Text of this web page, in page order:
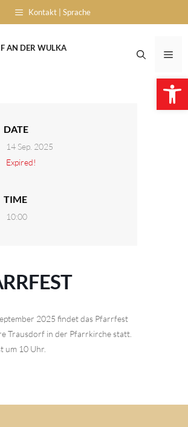
Kontakt | Sprache
AN DER WULKA
DATE
14 Sep. 2025
Expired!
TIME
10:00
2025 findet das Pfarrfest
Trausdorf in der Pfarrkirche statt.
um 10 Uhr.